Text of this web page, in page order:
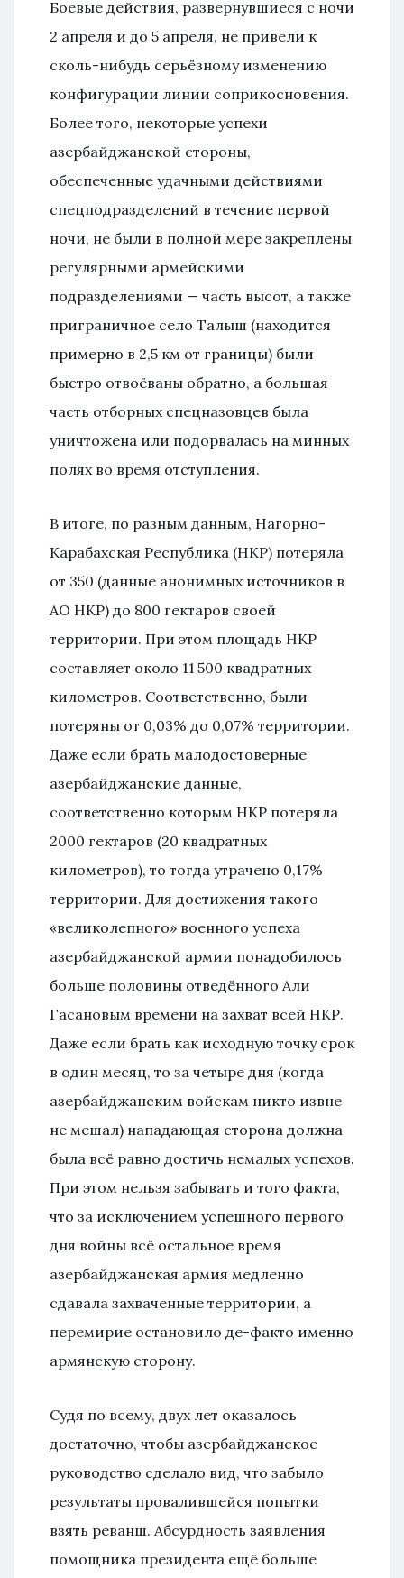
Боевые действия, развернувшиеся с ночи
2 апреля и до 5 апреля, не привели к
сколь-нибудь серьёзному изменению
конфигурации линии соприкосновения.
Более того, некоторые успехи
азербайджанской стороны,
обеспеченные удачными действиями
спецподразделений в течение первой
ночи, не были в полной мере закреплены
регулярными армейскими
подразделениями — часть высот, а также
приграничное село Талыш (находится
примерно в 2,5 км от границы) были
быстро отвоёваны обратно, а большая
часть отборных спецназовцев была
уничтожена или подорвалась на минных
полях во время отступления.
В итоге, по разным данным, Нагорно-
Карабахская Республика (НКР) потеряла
от 350 (данные анонимных источников в
АО НКР) до 800 гектаров своей
территории. При этом площадь НКР
составляет около 11 500 квадратных
километров. Соответственно, были
потеряны от 0,03% до 0,07% территории.
Даже если брать малодостоверные
азербайджанские данные,
соответственно которым НКР потеряла
2000 гектаров (20 квадратных
километров), то тогда утрачено 0,17%
территории. Для достижения такого
«великолепного» военного успеха
азербайджанской армии понадобилось
больше половины отведённого Али
Гасановым времени на захват всей НКР.
Даже если брать как исходную точку срок
в один месяц, то за четыре дня (когда
азербайджанским войскам никто извне
не мешал) нападающая сторона должна
была всё равно достичь немалых успехов.
При этом нельзя забывать и того факта,
что за исключением успешного первого
дня войны всё остальное время
азербайджанская армия медленно
сдавала захваченные территории, а
перемирие остановило де-факто именно
армянскую сторону.
Судя по всему, двух лет оказалось
достаточно, чтобы азербайджанское
руководство сделало вид, что забыло
результаты провалившейся попытки
взять реванш. Абсурдность заявления
помощника президента ещё больше